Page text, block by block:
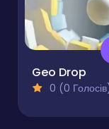
Geo Drop
0 (0